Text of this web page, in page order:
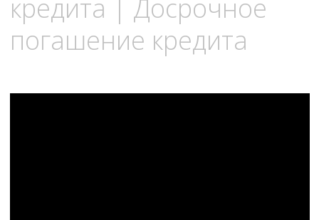
кредита | Досрочное
погашение кредита